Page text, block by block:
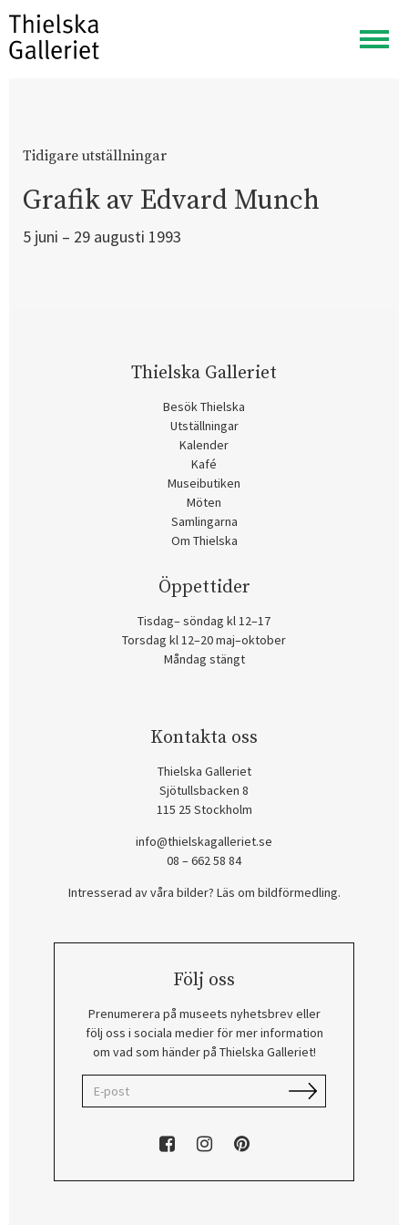
Visa
meny
Tidigare utställningar
Grafik av Edvard Munch
5 juni – 29 augusti 1993
Thielska Galleriet
Besök Thielska
Utställningar
Kalender
Kafé
Museibutiken
Möten
Samlingarna
Om Thielska
Öppettider
Tisdag– söndag kl 12–17
Torsdag kl 12–20 maj–oktober
Måndag stängt
Kontakta oss
Thielska Galleriet
Sjötullsbacken 8
115 25 Stockholm
info@thielskagalleriet.se
08 – 662 58 84
Intresserad av våra bilder? Läs om bildförmedling.
Följ oss
Prenumerera på museets nyhetsbrev eller
följ oss i sociala medier för mer information
om vad som händer på Thielska Galleriet!